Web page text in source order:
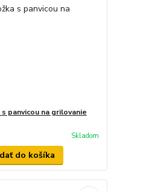
panvicou na grilovanie
Skladom
do košíka